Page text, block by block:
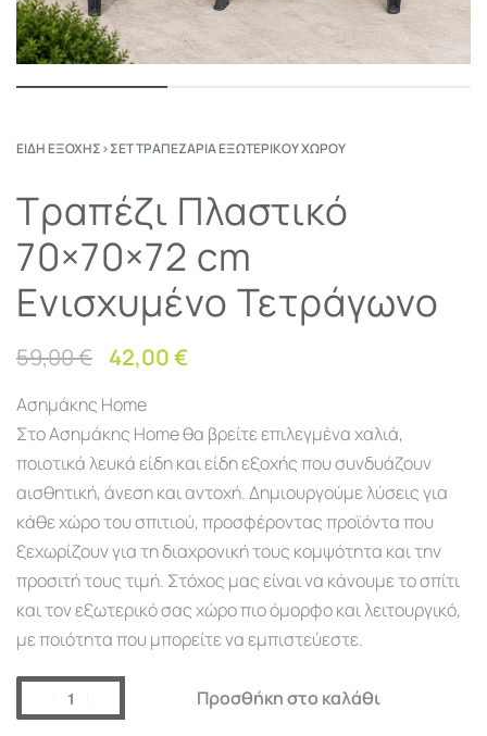
ΕΊΔΗ ΕΞΟΧΉΣ›ΣΕΤ ΤΡΑΠΕΖΑΡΊΑ ΕΞΩΤΕΡΙΚΟΎ ΧΏΡΟΥ
Τραπέζι Πλαστικό
70×70×72 cm
Ενισχυμένο Τετράγωνο
59,00€ 42,00€
Ασημάκης Home
Στο Ασημάκης Home θα βρείτε επιλεγμένα χαλιά,
ποιοτικά λευκά είδη και είδη εξοχής που συνδυάζουν
αισθητική, άνεση και αντοχή. Δημιουργούμε λύσεις για
κάθε χώρο του σπιτιού, προσφέροντας προϊόντα που
ξεχωρίζουν για τη διαχρονική τους κομψότητα και την
προσιτή τους τιμή. Στόχος μας είναι να κάνουμε το σπίτι
και τον εξωτερικό σας χώρο πιο όμορφο και λειτουργικό,
με ποιότητα που μπορείτε να εμπιστεύεστε.
Προσθήκη στο καλάθι